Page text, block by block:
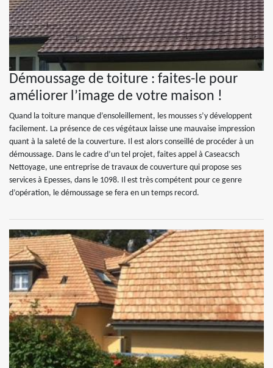
Démoussage de toiture : faites-le pour
améliorer l’image de votre maison !
Quand la toiture manque d’ensoleillement, les mousses s’y développent
facilement. La présence de ces végétaux laisse une mauvaise impression
quant à la saleté de la couverture. Il est alors conseillé de procéder à un
démoussage. Dans le cadre d’un tel projet, faites appel à Caseacsch
Nettoyage, une entreprise de travaux de couverture qui propose ses
services à Epesses, dans le 1098. Il est très compétent pour ce genre
d’opération, le démoussage se fera en un temps record.